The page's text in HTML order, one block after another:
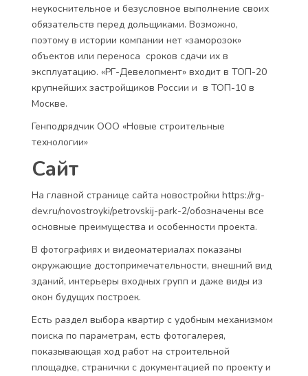
неукоснительное и безусловное выполнение своих
обязательств перед дольщиками. Возможно,
поэтому в истории компании нет «заморозок»
объектов или переноса сроков сдачи их в
эксплуатацию. «РГ-Девелопмент» входит в ТОП-20
крупнейших застройщиков России и в ТОП-10 в
Москве.
Генподрядчик ООО «Новые строительные
технологии»
Сайт
На главной странице сайта новостройки https://rg-
dev.ru/novostroyki/petrovskij-park-2/обозначены все
основные преимущества и особенности проекта.
В фотографиях и видеоматериалах показаны
окружающие достопримечательности, внешний вид
зданий, интерьеры входных групп и даже виды из
окон будущих построек.
Есть раздел выбора квартир с удобным механизмом
поиска по параметрам, есть фотогалерея,
показывающая ход работ на строительной
площадке, странички с документацией по проекту и